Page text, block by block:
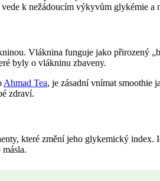
k nežádoucím výkyvům glykémie a
Vláknina funguje jako přirozený
byly o vlákninu zbaveny.
Ahmad Tea, je zásadní vnímat smoothie
zdraví.
které změní jeho glykemický